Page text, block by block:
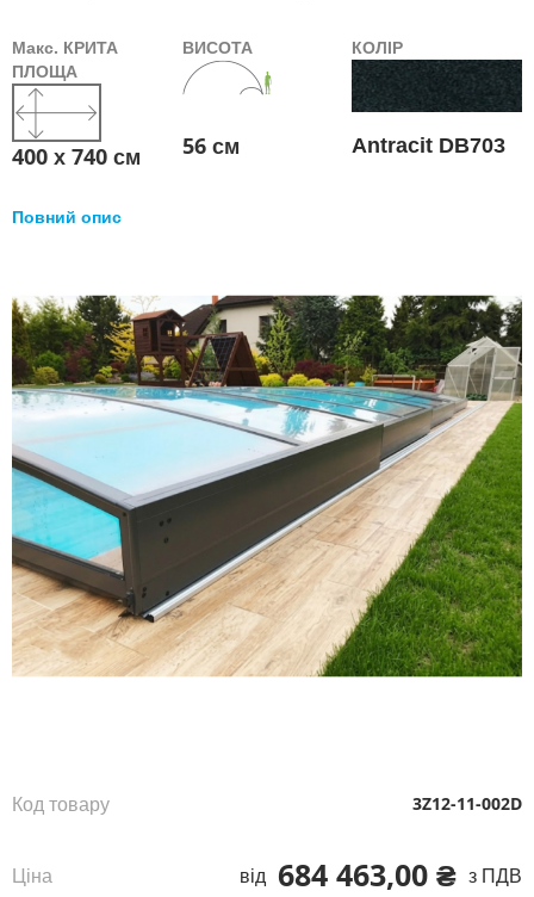
Макс. КРИТА
ПЛОЩА
400 х 740 см
ВИСОТА
56 см
КОЛІР
Antracit DB703
Повний опис
Перейти
до
кінця
галереї
зображень
684 463,00 ₴ з ПДВ
Ціна від
Код товару 3Z12-11-002D